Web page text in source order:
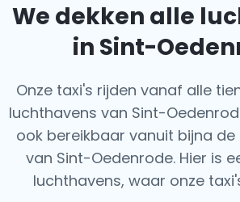
We dekken alle
in Sint-
Onze taxi's rijden vanaf alle
luchthavens van Sint-
ook bereikbaar vanuit bijna de
van Sint-Oedenrode. Hier is
luchthavens, waar onze